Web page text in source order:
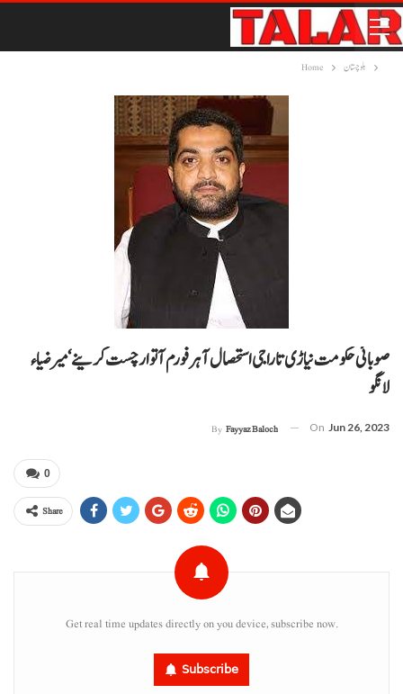
Home بلوچستان
صوبائی حکومت نیاڑی تا راجی استحصال آ ہر فورم آ توار چست کرینے‘ میر ضیاء
لانگو
By Fayyaz Baloch On Jun 26, 2023
0
Share
Get real time updates directly on you device, subscribe now.
Subscribe